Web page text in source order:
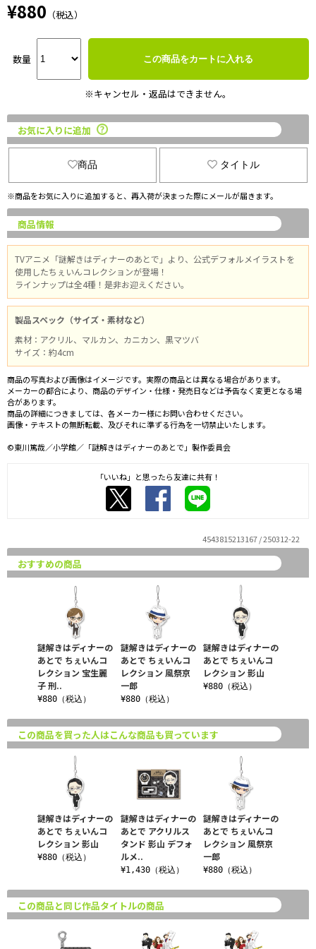
¥880 （税込）
数量 この商品をカートに入れる
※キャンセル・返品はできません。
お気に入りに追加
商品 タイトル
※商品をお気に入りに追加すると、再入荷が決まった際にメールが届きます。
商品情報
TVアニメ「謎解きはディナーのあとで」より、公式デフォルメイラストを
使用したちぇいんコレクションが登場！
ラインナップは全4種！是非お迎えください。
製品スペック（サイズ・素材など）
素材：アクリル、マルカン、カニカン、黒マツバ
サイズ：約4cm
商品の写真および画像はイメージです。実際の商品とは異なる場合があります。
メーカーの都合により、商品のデザイン・仕様・発売日などは予告なく変更となる場
合があります。
商品の詳細につきましては、各メーカー様にお問い合わせください。
画像・テキストの無断転載、及びそれに準ずる行為を一切禁止いたします。
©東川篤哉／小学館／「謎解きはディナーのあとで」製作委員会
「いいね」と思ったら友達に共有！
4543815213167 / 250312-22
おすすめの商品
謎解きはディナーの
あとで ちぇいんコ
レクション 風祭京
一郎
¥880（税込）
謎解きはディナーの
あとで ちぇいんコ
レクション 影山
¥880（税込）
謎解きはディナーの
あとで ちぇいんコ
レクション 宝生麗
子 刑..
¥880（税込）
この商品を買った人はこんな商品も買っています
謎解きはディナーの
あとで アクリルス
タンド 影山 デフォ
ルメ..
¥1,430（税込）
謎解きはディナーの
あとで ちぇいんコ
レクション 風祭京
一郎
¥880（税込）
謎解きはディナーの
あとで ちぇいんコ
レクション 影山
¥880（税込）
この商品と同じ作品タイトルの商品